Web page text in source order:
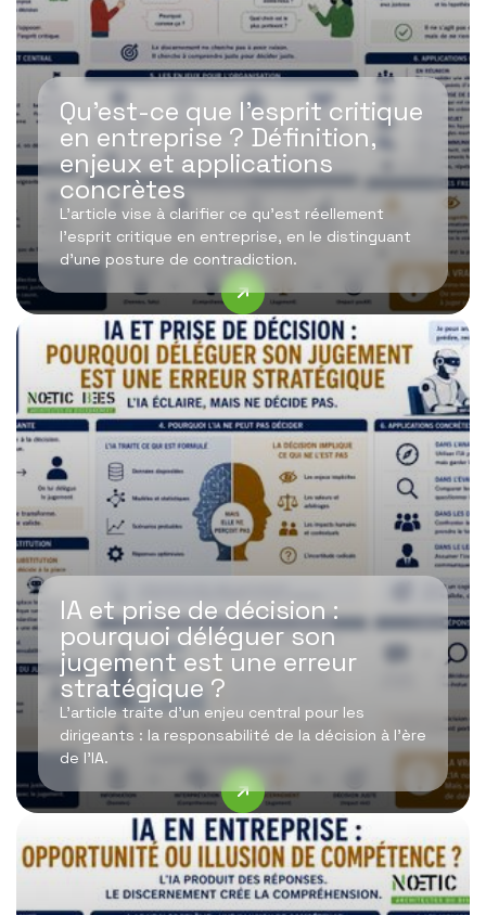
Qu’est-ce que l’esprit critique
en entreprise ? Définition,
enjeux et applications
concrètes
L’article vise à clarifier ce qu’est réellement
l’esprit critique en entreprise, en le distinguant
d’une posture de contradiction.
IA et prise de décision :
pourquoi déléguer son
jugement est une erreur
stratégique ?
L’article traite d’un enjeu central pour les
dirigeants : la responsabilité de la décision à l’ère
de l’IA.